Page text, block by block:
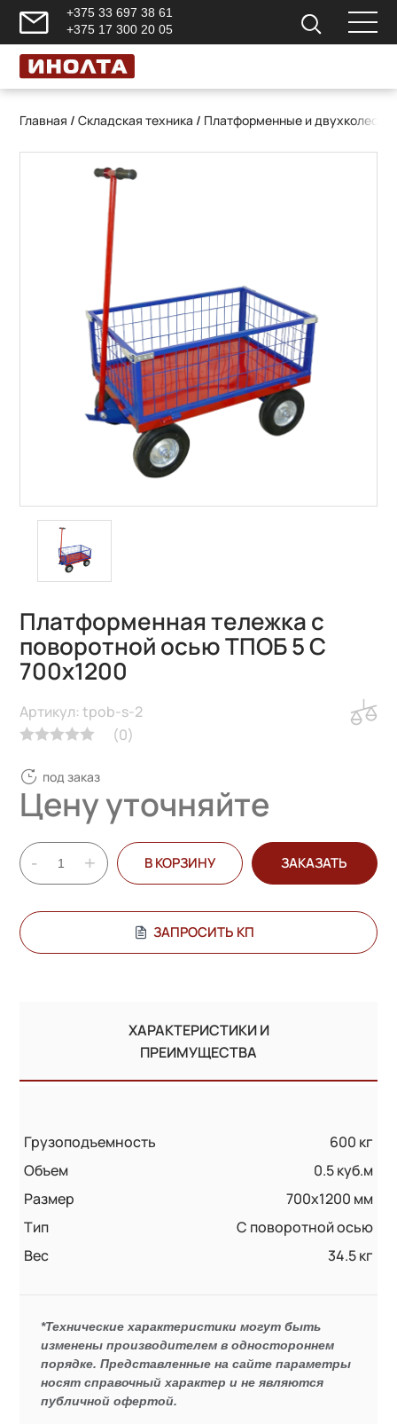
+375 33 697 38 61
+375 17 300 20 05
Главная /Складская техника / Платформенные и
Платформенная тележка с
поворотной осью ТПОБ 5 С
700х1200
(0)
Артикул: tpob-s-2
под заказ
Цену уточняйте
- + В КОРЗИНУ ЗАКАЗАТЬ
ЗАПРОСИТЬ КП
ХАРАКТЕРИСТИКИ И
ПРЕИМУЩЕСТВА
Грузоподъемность
600 кг
Объем
0.5 куб.м
Размер
700х1200 мм
Тип
С поворотной осью
Вес
34.5 кг
*Технические характеристики могут быть
изменены производителем в одностороннем
порядке. Представленные на сайте параметры
носят справочный характер и не являются
публичной офертой.